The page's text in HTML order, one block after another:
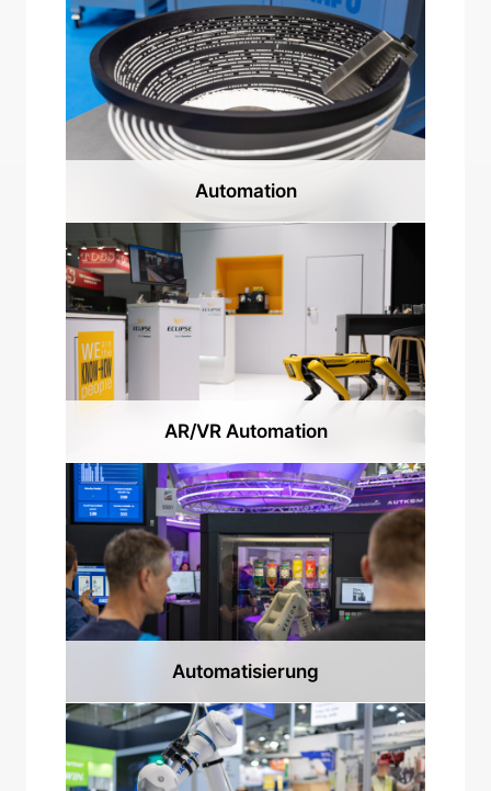
Automation
AR/VR Automation
Automatisierung